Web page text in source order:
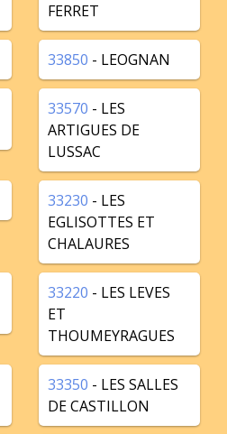
FERRET
33850 - LEOGNAN
33570 - LES
ARTIGUES DE
LUSSAC
33230 - LES
EGLISOTTES ET
CHALAURES
33220 - LES LEVES
ET
THOUMEYRAGUES
33350 - LES SALLES
DE CASTILLON